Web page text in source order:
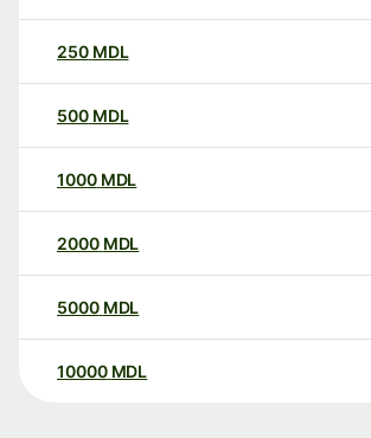
250 MDL
500 MDL
1000 MDL
2000 MDL
5000 MDL
10000 MDL